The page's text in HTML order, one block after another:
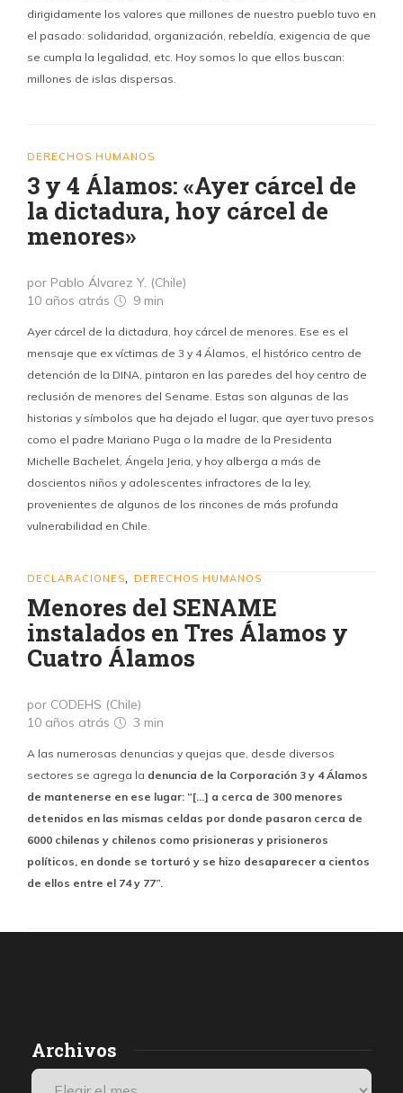
dirigidamente los valores que millones de nuestro pueblo tuvo en
el pasado: solidaridad, organización, rebeldía, exigencia de que
se cumpla la legalidad, etc. Hoy somos lo que ellos buscan:
millones de islas dispersas.
DERECHOS HUMANOS
3 y 4 Álamos: «Ayer cárcel de
la dictadura, hoy cárcel de
menores»
por Pablo Álvarez Y. (Chile)
10 años atrás
9 min
Ayer cárcel de la dictadura, hoy cárcel de menores. Ese es el
mensaje que ex víctimas de 3 y 4 Álamos, el histórico centro de
detención de la DINA, pintaron en las paredes del hoy centro de
reclusión de menores del Sename. Estas son algunas de las
historias y símbolos que ha dejado el lugar, que ayer tuvo presos
como el padre Mariano Puga o la madre de la Presidenta
Michelle Bachelet, Ángela Jeria, y hoy alberga a más de
doscientos niños y adolescentes infractores de la ley,
provenientes de algunos de los rincones de más profunda
vulnerabilidad en Chile.
DECLARACIONES DERECHOS HUMANOS
Menores del SENAME
instalados en Tres Álamos y
Cuatro Álamos
por CODEHS (Chile)
10 años atrás
3 min
A las numerosas denuncias y quejas que, desde diversos
sectores se agrega la denuncia de la Corporación 3 y 4 Álamos
de mantenerse en ese lugar: “[…] a cerca de 300 menores
detenidos en las mismas celdas por donde pasaron cerca de
6000 chilenas y chilenos como prisioneras y prisioneros
políticos, en donde se torturó y se hizo desaparecer a cientos
de ellos entre el 74 y 77”.
Archivos